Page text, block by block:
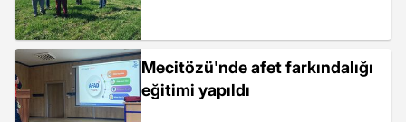
Mecitözü'nde afet farkındalığı
eğitimi yapıldı